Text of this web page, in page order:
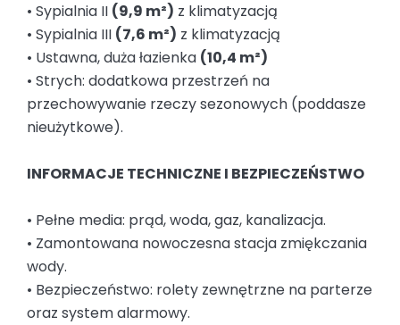
• Sypialnia II (9,9 m²) z klimatyzacją
• Sypialnia III (7,6 m²) z klimatyzacją
• Ustawna, duża łazienka (10,4 m²)
• Strych: dodatkowa przestrzeń na
przechowywanie rzeczy sezonowych (poddasze
nieużytkowe).
INFORMACJE TECHNICZNE I BEZPIECZEŃSTWO
• Pełne media: prąd, woda, gaz, kanalizacja.
• Zamontowana nowoczesna stacja zmiękczania
wody.
• Bezpieczeństwo: rolety zewnętrzne na parterze
oraz system alarmowy.